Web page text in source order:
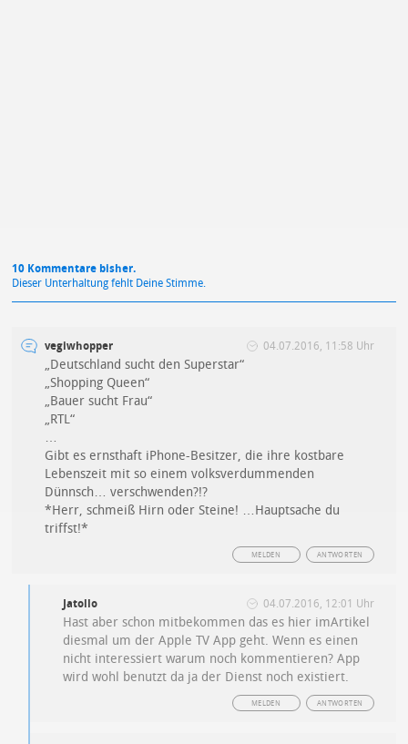
10 Kommentare bisher.
Dieser Unterhaltung fehlt Deine Stimme.
vegiwhopper 04.07.2016, 11:58 Uhr
„Deutschland sucht den Superstar“
„Shopping Queen“
„Bauer sucht Frau“
„RTL“
…
Gibt es ernsthaft iPhone-Besitzer, die ihre kostbare
Lebenszeit mit so einem volksverdummenden
Dünnsch… verschwenden?!?
*Herr, schmeiß Hirn oder Steine! …Hauptsache du
triffst!*
ANTWORTEN
MELDEN
Jatollo 04.07.2016, 12:01 Uhr
Hast aber schon mitbekommen das es hier imArtikel
diesmal um der Apple TV App geht. Wenn es einen
nicht interessiert warum noch kommentieren? App
wird wohl benutzt da ja der Dienst noch existiert.
ANTWORTEN
MELDEN